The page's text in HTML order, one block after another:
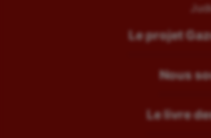
Le projet
Nous
Le livre